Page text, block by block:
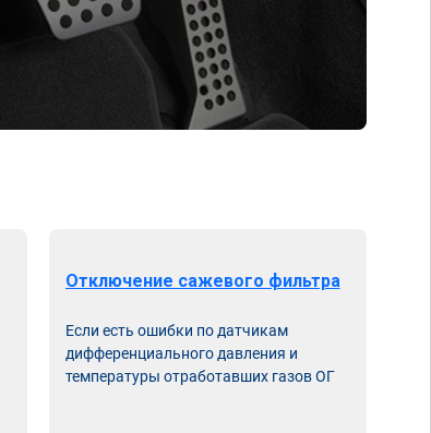
Отключение сажевого фильтра
Если есть ошибки по датчикам
дифференциального давления и
температуры отработавших газов ОГ